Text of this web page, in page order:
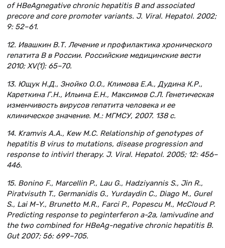
of HBeAgnegative chronic hepatitis B and associated
precore and core promoter variants. J. Viral. Hepatol. 2002;
9: 52–61.
12. Ивашкин В.Т. Лечение и профилактика хронического
гепатита В в России. Российские медицинские вести
2010; XV(1): 65–70.
13. Ющук Н.Д., Знойко О.О., Климова Е.А., Дудина К.Р.,
Кареткина Г.Н., Ильина Е.Н., Максимов С.Л. Генетическая
изменчивость вирусов гепатита человека и ее
клиническое значение. М.: МГМСУ, 2007. 138 с.
14. Kramvis A.A., Kew M.C. Relationship of genotypes of
hepatitis B virus to mutations, disease progression and
response to intivirl therapy. J. Viral. Hepatol. 2005; 12: 456–
446.
15. Bonino F., Marcellin P., Lau G., Hadziyannis S., Jin R.,
Piratvisuth T., Germanidis G., Yurdaydin C., Diago M., Gurel
S., Lai M-Y., Brunetto M.R., Farci P., Popescu M., McCloud P.
Predicting response to peginterferon a-2a, lamivudine and
the two combined for HBeAg-negative chronic hepatitis B.
Gut 2007; 56: 699–705.